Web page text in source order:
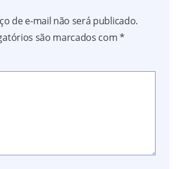
de e-mail não será publicado.
são marcados com*